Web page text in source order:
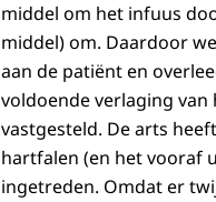
middel om het infuus
middel) om. Daardoor
aan de patiënt en
voldoende verlaging
vastgesteld. De arts
hartfalen (en het vooraf
ingetreden. Omdat er